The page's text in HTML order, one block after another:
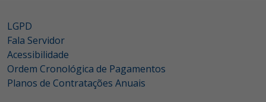
LGPD
Fala Servidor
Acessibilidade
Ordem Cronológica de Pagamentos
Planos de Contratações Anuais